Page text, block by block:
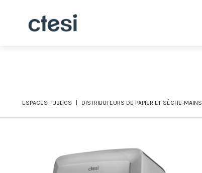
ESPACES PUBLICS DISTRIBUTEURS DE PAPIER ET SÈCHE-MAINS